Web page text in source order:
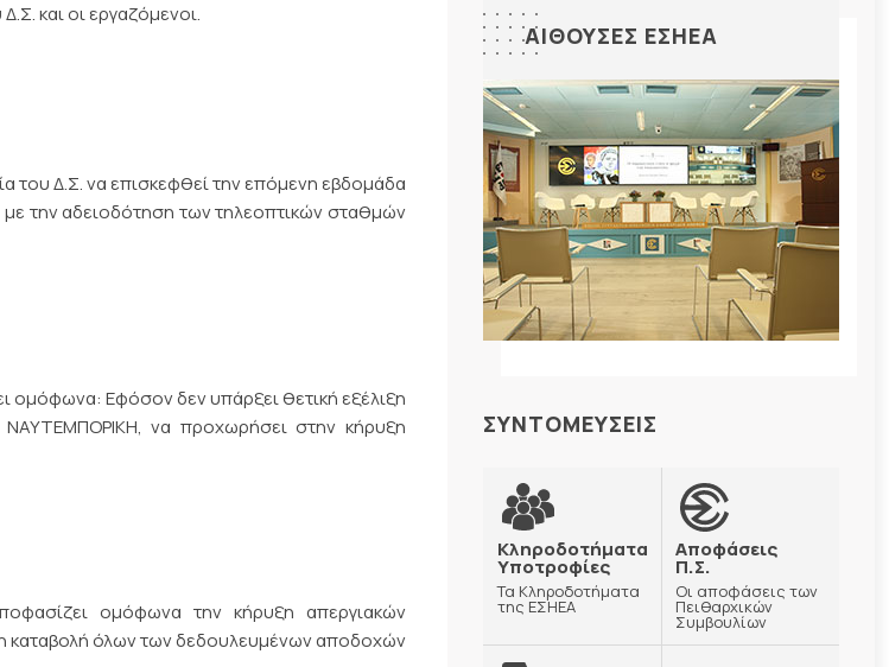
και οι εργαζόμενοι.
του Δ.Σ. να επισκεφθεί την επόμενη εβδομάδα
την αδειοδότηση των τηλεοπτικών σταθμών
ομόφωνα: Εφόσον δεν υπάρξει θετική εξέλιξη
να προχωρήσει στην κήρυξη
ομόφωνα την κήρυξη απεργιακών
καταβολή όλων των δεδουλευμένων αποδοχών
ΑΙΘΟΥΣΕΣ ΕΣΗΕΑ
ΣΥΝΤΟΜΕΥΣΕΙΣ
Κληροδοτήματα
Υποτροφίες
Τα Κληροδοτήματα
της ΕΣΗΕΑ
Αποφάσεις
Π.Σ.
Οι αποφάσεις των
Πειθαρχικών
Συμβουλίων